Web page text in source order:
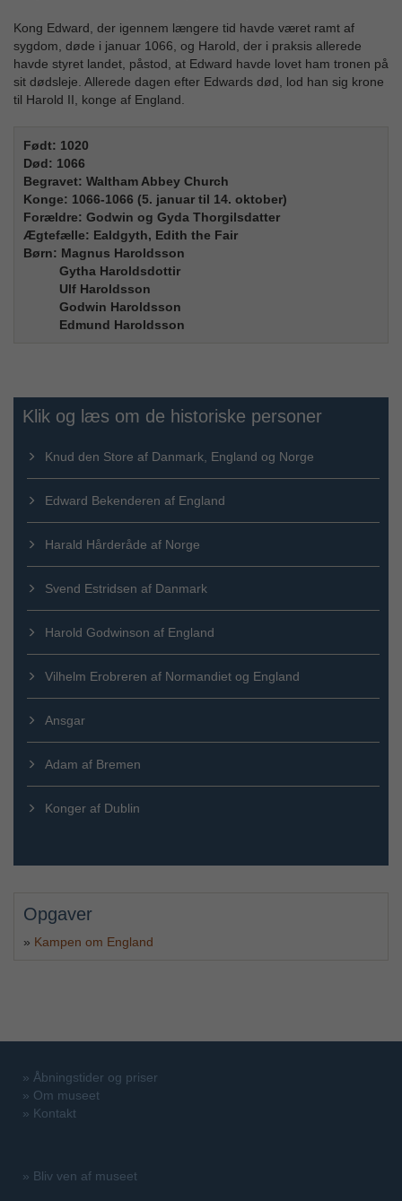
Kong Edward, der igennem længere tid havde været ramt af
sygdom, døde i januar 1066, og Harold, der i praksis allerede
havde styret landet, påstod, at Edward havde lovet ham tronen på
sit dødsleje. Allerede dagen efter Edwards død, lod han sig krone
til Harold II, konge af England.
Født: 1020
Død: 1066
Begravet: Waltham Abbey Church
Konge: 1066-1066 (5. januar til 14. oktober)
Forældre: Godwin og Gyda Thorgilsdatter
Ægtefælle: Ealdgyth, Edith the Fair
Børn: Magnus Haroldsson
Gytha Haroldsdottir
Ulf Haroldsson
Godwin Haroldsson
Edmund Haroldsson
Klik og læs om de historiske personer
Knud den Store af Danmark, England og Norge
Edward Bekenderen af England
Harald Hårderåde af Norge
Svend Estridsen af Danmark
Harold Godwinson af England
Vilhelm Erobreren af Normandiet og England
Ansgar
Adam af Bremen
Konger af Dublin
Opgaver
» Kampen om England
» Åbningstider og priser
» Om museet
» Kontakt
» Bliv ven af museet